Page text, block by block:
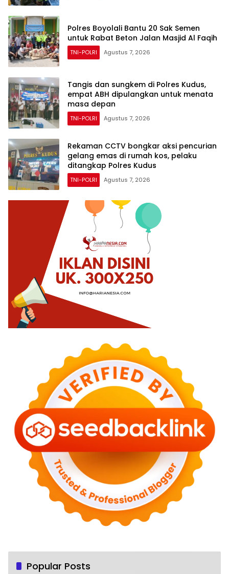
Polres Boyolali Bantu 20 Sak Semen
untuk Rabat Beton Jalan Masjid Al Faqih
TNI-POLRI Agustus 7, 2026
Tangis dan sungkem di Polres Kudus,
empat ABH dipulangkan untuk menata
masa depan
TNI-POLRI Agustus 7, 2026
Rekaman CCTV bongkar aksi pencurian
gelang emas di rumah kos, pelaku
ditangkap Polres Kudus
TNI-POLRI Agustus 7, 2026
Popular Posts